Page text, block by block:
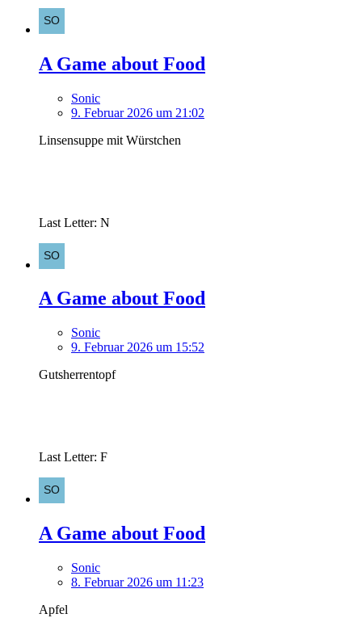
A Game about Food
Sonic
9. Februar 2026 um 21:02
Linsensuppe mit Würstchen
Last Letter: N
A Game about Food
Sonic
9. Februar 2026 um 15:52
Gutsherrentopf
Last Letter: F
A Game about Food
Sonic
8. Februar 2026 um 11:23
Apfel